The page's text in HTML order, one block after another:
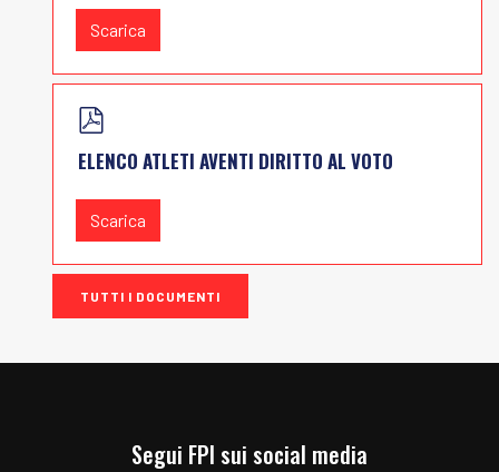
Scarica
D
F
ELENCO ATLETI AVENTI DIRITTO AL VOTO
Scarica
TUTTI I DOCUMENTI
Segui FPI sui social media